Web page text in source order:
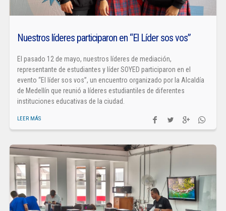
Nuestros líderes participaron en “El Líder sos vos”
El pasado 12 de mayo, nuestros líderes de mediación,
representante de estudiantes y líder SOYED participaron en el
evento “El líder sos vos”, un encuentro organizado por la Alcaldía
de Medellín que reunió a líderes estudiantiles de diferentes
instituciones educativas de la ciudad.
LEER MÁS